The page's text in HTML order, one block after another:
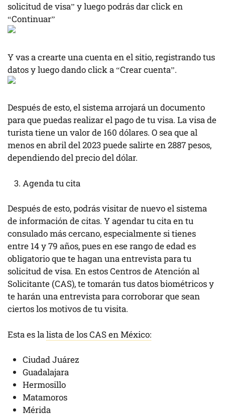
solicitud de visa” y luego podrás dar click en
“Continuar”
Y vas a crearte una cuenta en el sitio, registrando tus
datos y luego dando click a “Crear cuenta”.
Después de esto, el sistema arrojará un documento
para que puedas realizar el pago de tu visa. La visa de
turista tiene un valor de 160 dólares. O sea que al
menos en abril del 2023 puede salirte en 2887 pesos,
dependiendo del precio del dólar.
Agenda tu cita
Después de esto, podrás visitar de nuevo el sistema
de información de citas. Y agendar tu cita en tu
consulado más cercano, especialmente si tienes
entre 14 y 79 años, pues en ese rango de edad es
obligatorio que te hagan una entrevista para tu
solicitud de visa. En estos Centros de Atención al
Solicitante (CAS), te tomarán tus datos biométricos y
te harán una entrevista para corroborar que sean
ciertos los motivos de tu visita.
Esta es la lista de los CAS en México:
Ciudad Juárez
Guadalajara
Hermosillo
Matamoros
Mérida